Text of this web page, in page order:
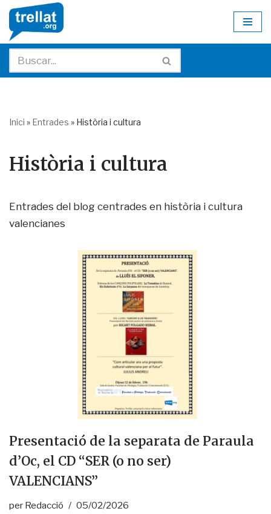
Skip
to
content
Inici » Entrades » Història i cultura
Història i cultura
Entrades del blog centrades en història i cultura
valencianes
Presentació de la separata de Paraula
d’Oc, el CD “SER (o no ser)
VALENCIANS”
per Redacció 05/02/2026